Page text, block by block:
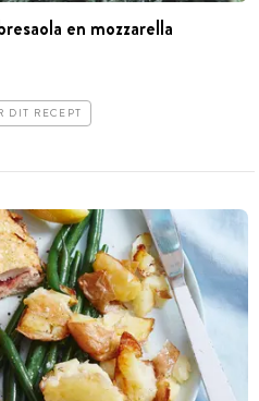
en mozzarella
DIT RECEPT